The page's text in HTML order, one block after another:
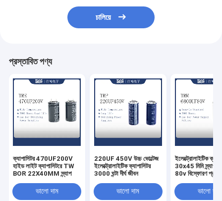
চালিয়ে
প্রস্তাবিত পণ্য
ক্যাপাসিটর 470UF200V
হাইড লাইট ক্যাপাসিটরে TW
BOR 22X40MM স্ন্যাপ
ভালো দাম
220UF 450V উচ্চ ভোল্টেজ
ইলেক্ট্রোলাইটিক ক্যাপাসিটর
3000 ঘন্টা দীর্ঘ জীবন
ভালো দাম
ইলেক্ট্রোলাইটিক
30x45 মিমি
80v বিস্ফোরণ প্রমাণ
ভালো দাম